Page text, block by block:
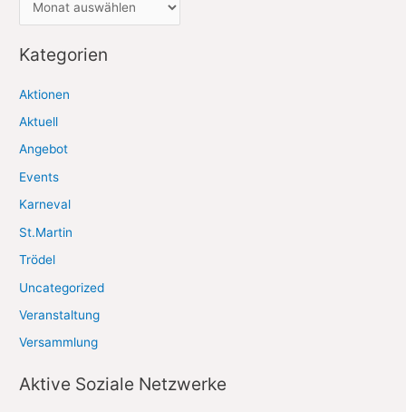
r
c
i
v
Kategorien
Aktionen
Aktuell
Angebot
Events
Karneval
St.Martin
Trödel
Uncategorized
Veranstaltung
Versammlung
Aktive Soziale Netzwerke